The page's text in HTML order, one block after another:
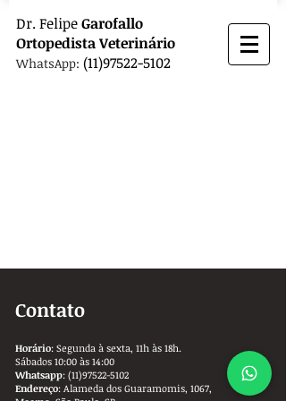
Dr. FelipeGarofallo
OrtopedistaVeterinário
WhatsApp: (11)97522-5102
Contato
Horário: Segunda à sexta, 11h às 18h.
Sábados 10:00 às 14:00
Whatsapp: (11)97522-5102
Endereço: Alameda dos Guaramomis, 1067,